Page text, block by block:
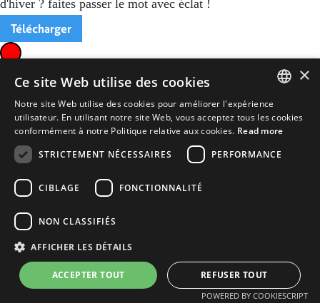
d'hiver ? faites passer le mot avec éclat !
Télécharger
ENGLISH
FRENCH
×
Ce site Web utilise des cookies
Notre site Web utilise des cookies pour améliorer l'expérience
utilisateur. En utilisant notre site Web, vous acceptez tous les cookies
conformément à notre Politique relative aux cookies. Read more
STRICTEMENT NÉCESSAIRES
PERFORMANCE
CIBLAGE FONCTIONNALITÉ
NON CLASSIFIÉS
AFFICHER LES DÉTAILS
ACCEPTER TOUT REFUSER TOUT
POWERED BY COOKIESCRIPT